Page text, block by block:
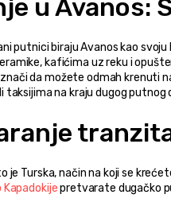
u Avanos:
putnici biraju Avanos kao
kafićima uz reku i
da možete odmah krenuti
taksijima na kraju dugog putnog
je Turska, način na koji se
pretvarate dugačko